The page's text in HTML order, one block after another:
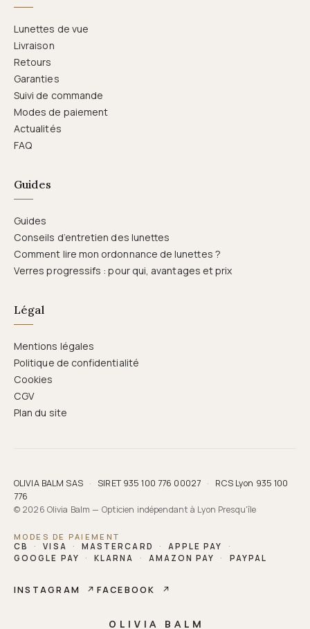
Lunettes de vue
Livraison
Retours
Garanties
Suivi de commande
Modes de paiement
Actualités
FAQ
Guides
Guides
Conseils d’entretien des lunettes
Comment lire mon ordonnance de lunettes ?
Verres progressifs : pour qui, avantages et prix
Légal
Mentions légales
Politique de confidentialité
Cookies
CGV
Plan du site
OLIVIA BALM SAS · SIRET 935 100 776 00027 ·
RCS Lyon 935 100
776
© 2026 Olivia Balm — Opticien indépendant à Lyon Presqu'île
MODES DE PAIEMENT
CB
· VISA · MASTERCARD · APPLE PAY
·
GOOGLE PAY
· KLARNA · AMAZON PAY · PAYPAL
INSTAGRAM ↗ FACEBOOK ↗
OLIVIA BALM